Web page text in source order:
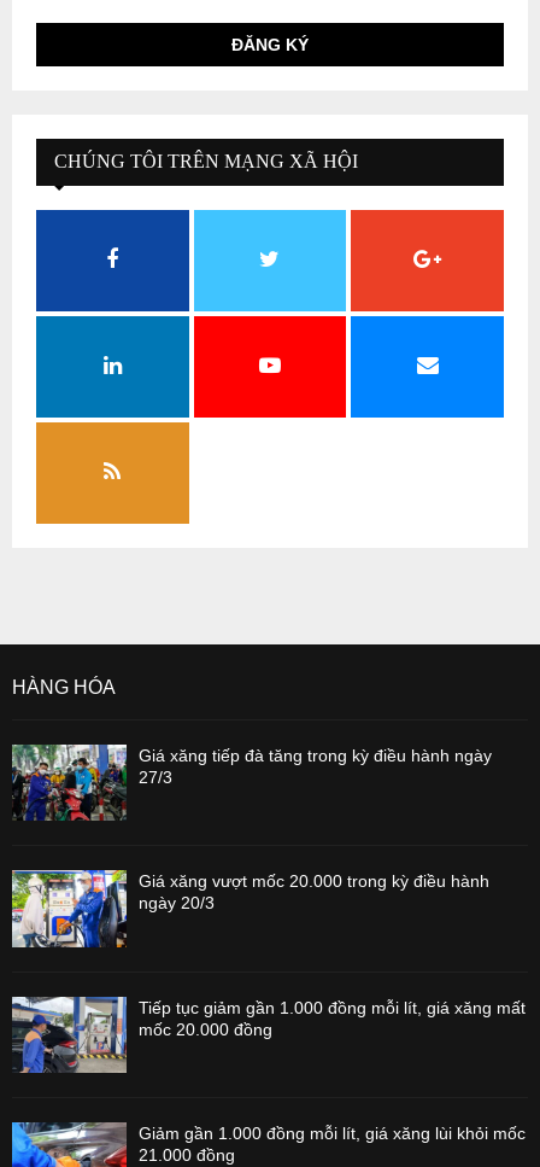
CHÚNG TÔI TRÊN MẠNG XÃ HỘI
HÀNG HÓA
Giá xăng tiếp đà tăng trong kỳ điều hành ngày
27/3
Giá xăng vượt mốc 20.000 trong kỳ điều hành
ngày 20/3
Tiếp tục giảm gần 1.000 đồng mỗi lít, giá xăng mất
mốc 20.000 đồng
Giảm gần 1.000 đồng mỗi lít, giá xăng lùi khỏi mốc
21.000 đồng